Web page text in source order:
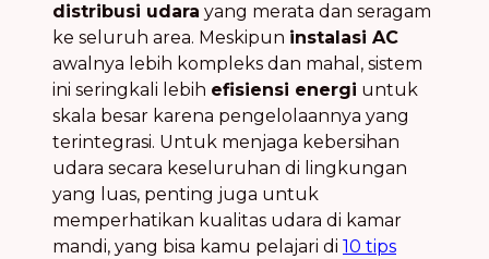
distribusi udara yang merata dan seragam
ke seluruh area. Meskipun instalasi AC
awalnya lebih kompleks dan mahal, sistem
ini seringkali lebih efisiensi energi untuk
skala besar karena pengelolaannya yang
terintegrasi. Untuk menjaga kebersihan
udara secara keseluruhan di lingkungan
yang luas, penting juga untuk
memperhatikan kualitas udara di kamar
mandi, yang bisa kamu pelajari di 10 tips